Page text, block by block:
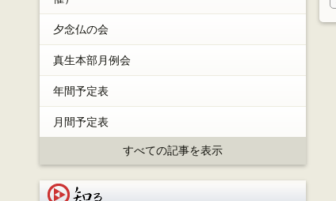
夕念仏の会
真生本部月例会
年間予定表
月間予定表
すべての記事を表示